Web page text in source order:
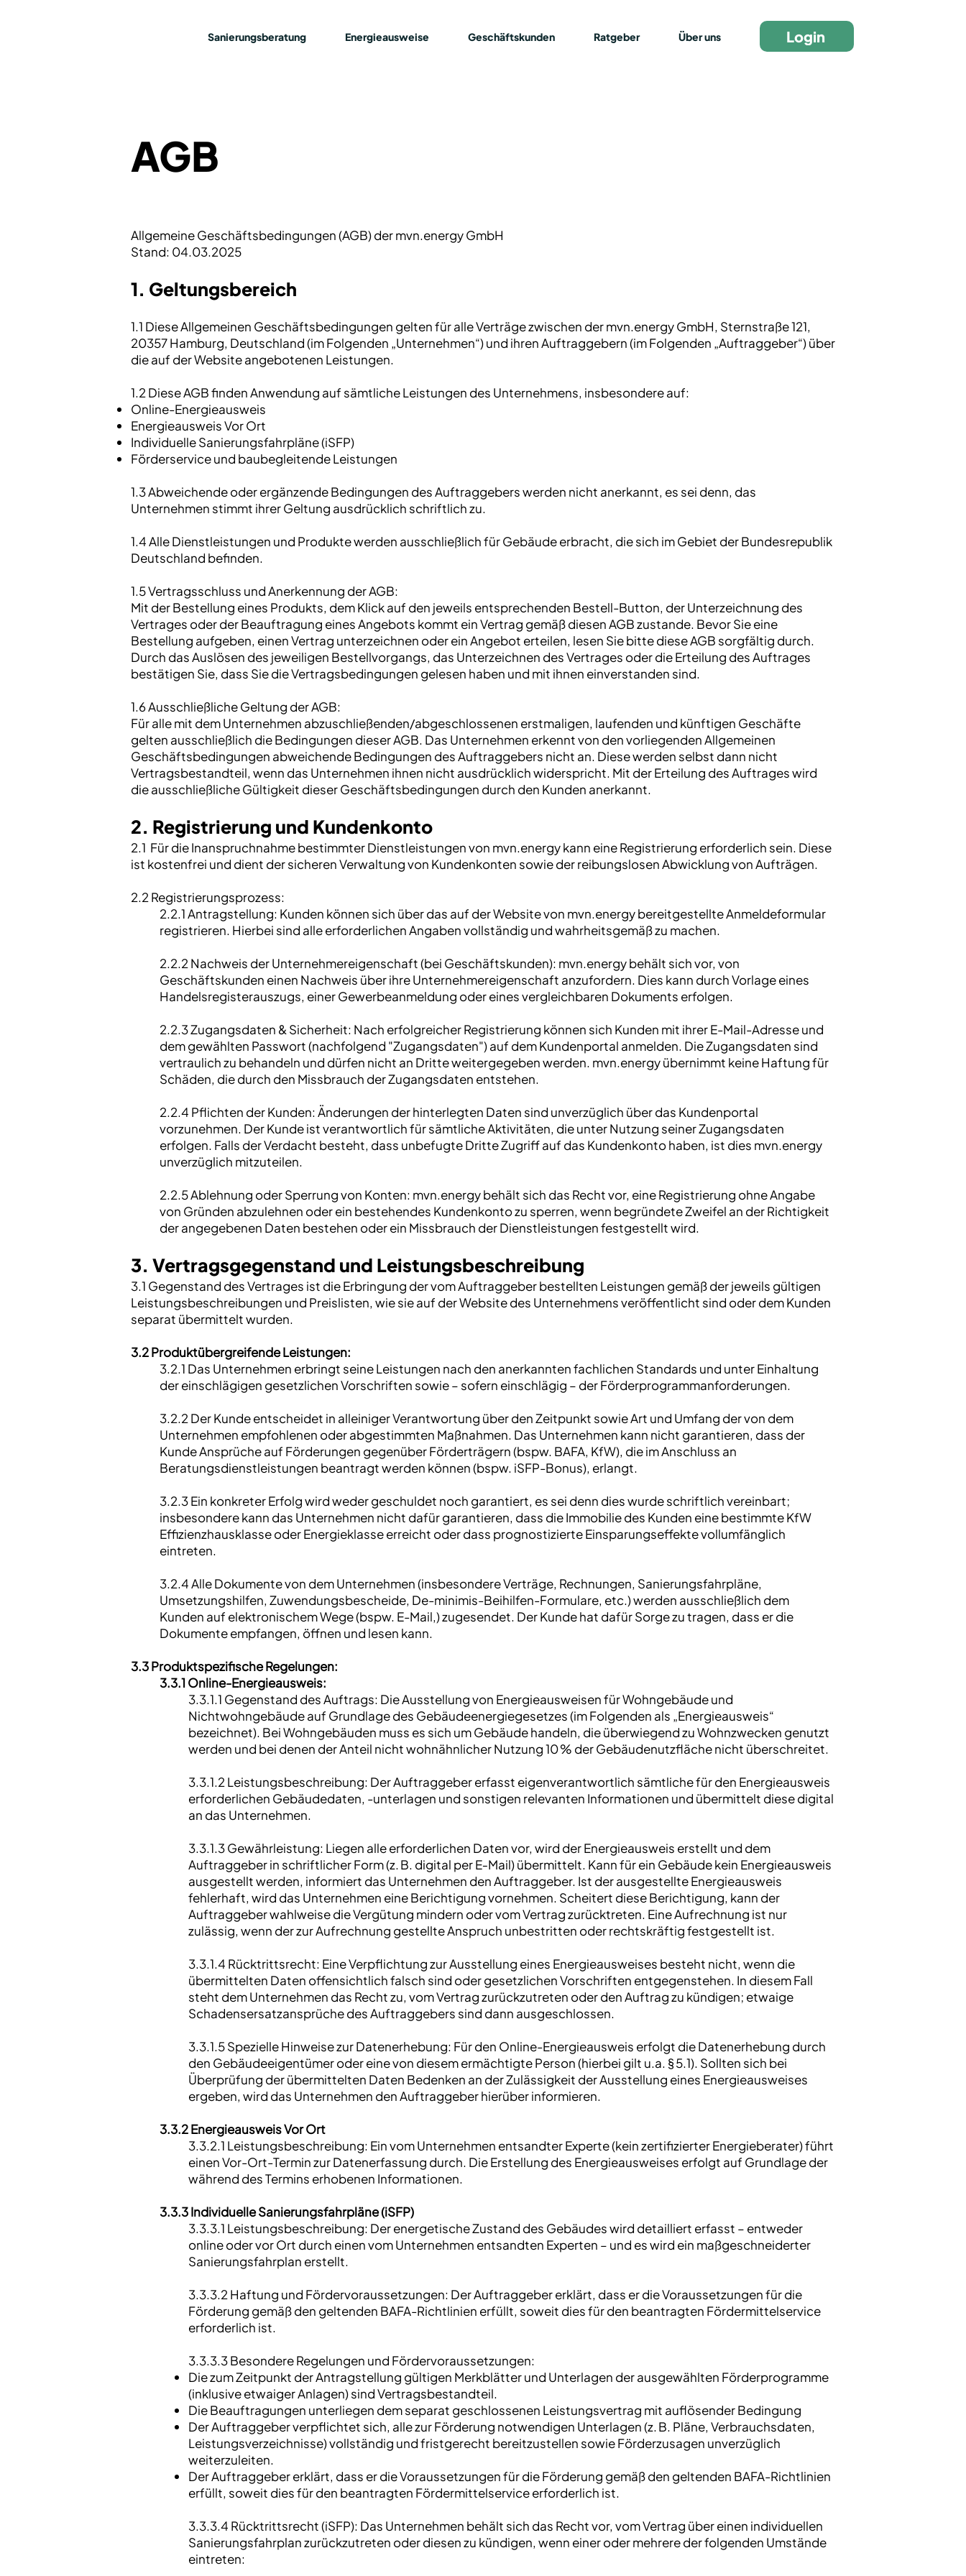
Sanierungsberatung Energieausweise Geschäftskunden Ratgeber Über uns Login
AGB
Allgemeine Geschäftsbedingungen (AGB) der mvn.energy GmbH
Stand: 04.03.2025
1. Geltungsbereich
1.1 Diese Allgemeinen Geschäftsbedingungen gelten für alle Verträge zwischen der mvn.energy GmbH, Sternstraße 121,
20357 Hamburg, Deutschland (im Folgenden „Unternehmen“) und ihren Auftraggebern (im Folgenden „Auftraggeber“) über
die auf der Website angebotenen Leistungen.
1.2 Diese AGB finden Anwendung auf sämtliche Leistungen des Unternehmens, insbesondere auf:
Online-Energieausweis
Energieausweis Vor Ort
Individuelle Sanierungsfahrpläne (iSFP)
Förderservice und baubegleitende Leistungen
1.3 Abweichende oder ergänzende Bedingungen des Auftraggebers werden nicht anerkannt, es sei denn, das
Unternehmen stimmt ihrer Geltung ausdrücklich schriftlich zu.
1.4 Alle Dienstleistungen und Produkte werden ausschließlich für Gebäude erbracht, die sich im Gebiet der Bundesrepublik
Deutschland befinden.
1.5 Vertragsschluss und Anerkennung der AGB:
Mit der Bestellung eines Produkts, dem Klick auf den jeweils entsprechenden Bestell-Button, der Unterzeichnung des
Vertrages oder der Beauftragung eines Angebots kommt ein Vertrag gemäß diesen AGB zustande. Bevor Sie eine
Bestellung aufgeben, einen Vertrag unterzeichnen oder ein Angebot erteilen, lesen Sie bitte diese AGB sorgfältig durch.
Durch das Auslösen des jeweiligen Bestellvorgangs, das Unterzeichnen des Vertrages oder die Erteilung des Auftrages
bestätigen Sie, dass Sie die Vertragsbedingungen gelesen haben und mit ihnen einverstanden sind.
1.6 Ausschließliche Geltung der AGB:
Für alle mit dem Unternehmen abzuschließenden/abgeschlossenen erstmaligen, laufenden und künftigen Geschäfte
gelten ausschließlich die Bedingungen dieser AGB. Das Unternehmen erkennt von den vorliegenden Allgemeinen
Geschäftsbedingungen abweichende Bedingungen des Auftraggebers nicht an. Diese werden selbst dann nicht
Vertragsbestandteil, wenn das Unternehmen ihnen nicht ausdrücklich widerspricht. Mit der Erteilung des Auftrages wird
die ausschließliche Gültigkeit dieser Geschäftsbedingungen durch den Kunden anerkannt.
2. Registrierung und Kundenkonto
2.1 Für die Inanspruchnahme bestimmter Dienstleistungen von mvn.energy kann eine Registrierung erforderlich sein. Diese
ist kostenfrei und dient der sicheren Verwaltung von Kundenkonten sowie der reibungslosen Abwicklung von Aufträgen.
2.2 Registrierungsprozess:
2.2.1 Antragstellung: Kunden können sich über das auf der Website von mvn.energy bereitgestellte Anmeldeformular
registrieren. Hierbei sind alle erforderlichen Angaben vollständig und wahrheitsgemäß zu machen.
2.2.2 Nachweis der Unternehmereigenschaft (bei Geschäftskunden): mvn.energy behält sich vor, von
Geschäftskunden einen Nachweis über ihre Unternehmereigenschaft anzufordern. Dies kann durch Vorlage eines
Handelsregisterauszugs, einer Gewerbeanmeldung oder eines vergleichbaren Dokuments erfolgen.
2.2.3 Zugangsdaten & Sicherheit: Nach erfolgreicher Registrierung können sich Kunden mit ihrer E-Mail-Adresse und
dem gewählten Passwort (nachfolgend "Zugangsdaten") auf dem Kundenportal anmelden. Die Zugangsdaten sind
vertraulich zu behandeln und dürfen nicht an Dritte weitergegeben werden. mvn.energy übernimmt keine Haftung für
Schäden, die durch den Missbrauch der Zugangsdaten entstehen.
2.2.4 Pflichten der Kunden: Änderungen der hinterlegten Daten sind unverzüglich über das Kundenportal
vorzunehmen. Der Kunde ist verantwortlich für sämtliche Aktivitäten, die unter Nutzung seiner Zugangsdaten
erfolgen. Falls der Verdacht besteht, dass unbefugte Dritte Zugriff auf das Kundenkonto haben, ist dies mvn.energy
unverzüglich mitzuteilen.
2.2.5 Ablehnung oder Sperrung von Konten: mvn.energy behält sich das Recht vor, eine Registrierung ohne Angabe
von Gründen abzulehnen oder ein bestehendes Kundenkonto zu sperren, wenn begründete Zweifel an der Richtigkeit
der angegebenen Daten bestehen oder ein Missbrauch der Dienstleistungen festgestellt wird.
3. Vertragsgegenstand und Leistungsbeschreibung
3.1 Gegenstand des Vertrages ist die Erbringung der vom Auftraggeber bestellten Leistungen gemäß der jeweils gültigen
Leistungsbeschreibungen und Preislisten, wie sie auf der Website des Unternehmens veröffentlicht sind oder dem Kunden
separat übermittelt wurden.
3.2 Produktübergreifende Leistungen:
3.2.1 Das Unternehmen erbringt seine Leistungen nach den anerkannten fachlichen Standards und unter Einhaltung
der einschlägigen gesetzlichen Vorschriften sowie – sofern einschlägig – der Förderprogrammanforderungen.
3.2.2 Der Kunde entscheidet in alleiniger Verantwortung über den Zeitpunkt sowie Art und Umfang der von dem
Unternehmen empfohlenen oder abgestimmten Maßnahmen. Das Unternehmen kann nicht garantieren, dass der
Kunde Ansprüche auf Förderungen gegenüber Förderträgern (bspw. BAFA, KfW), die im Anschluss an
Beratungsdienstleistungen beantragt werden können (bspw. iSFP-Bonus), erlangt.
3.2.3 Ein konkreter Erfolg wird weder geschuldet noch garantiert, es sei denn dies wurde schriftlich vereinbart;
insbesondere kann das Unternehmen nicht dafür garantieren, dass die Immobilie des Kunden eine bestimmte KfW
Effizienzhausklasse oder Energieklasse erreicht oder dass prognostizierte Einsparungseffekte vollumfänglich
eintreten.
3.2.4 Alle Dokumente von dem Unternehmen (insbesondere Verträge, Rechnungen, Sanierungsfahrpläne,
Umsetzungshilfen, Zuwendungsbescheide, De-minimis-Beihilfen-Formulare, etc.) werden ausschließlich dem
Kunden auf elektronischem Wege (bspw. E-Mail,) zugesendet. Der Kunde hat dafür Sorge zu tragen, dass er die
Dokumente empfangen, öffnen und lesen kann.
3.3 Produktspezifische Regelungen:
3.3.1 Online-Energieausweis:
3.3.1.1 Gegenstand des Auftrags: Die Ausstellung von Energieausweisen für Wohngebäude und
Nichtwohngebäude auf Grundlage des Gebäudeenergiegesetzes (im Folgenden als „Energieausweis“
bezeichnet). Bei Wohngebäuden muss es sich um Gebäude handeln, die überwiegend zu Wohnzwecken genutzt
werden und bei denen der Anteil nicht wohnähnlicher Nutzung 10 % der Gebäudenutzfläche nicht überschreitet.
3.3.1.2 Leistungsbeschreibung: Der Auftraggeber erfasst eigenverantwortlich sämtliche für den Energieausweis
erforderlichen Gebäudedaten, -unterlagen und sonstigen relevanten Informationen und übermittelt diese digital
an das Unternehmen.
3.3.1.3 Gewährleistung: Liegen alle erforderlichen Daten vor, wird der Energieausweis erstellt und dem
Auftraggeber in schriftlicher Form (z. B. digital per E‑Mail) übermittelt. Kann für ein Gebäude kein Energieausweis
ausgestellt werden, informiert das Unternehmen den Auftraggeber. Ist der ausgestellte Energieausweis
fehlerhaft, wird das Unternehmen eine Berichtigung vornehmen. Scheitert diese Berichtigung, kann der
Auftraggeber wahlweise die Vergütung mindern oder vom Vertrag zurücktreten. Eine Aufrechnung ist nur
zulässig, wenn der zur Aufrechnung gestellte Anspruch unbestritten oder rechtskräftig festgestellt ist.
3.3.1.4 Rücktrittsrecht: Eine Verpflichtung zur Ausstellung eines Energieausweises besteht nicht, wenn die
übermittelten Daten offensichtlich falsch sind oder gesetzlichen Vorschriften entgegenstehen. In diesem Fall
steht dem Unternehmen das Recht zu, vom Vertrag zurückzutreten oder den Auftrag zu kündigen; etwaige
Schadensersatzansprüche des Auftraggebers sind dann ausgeschlossen.
3.3.1.5 Spezielle Hinweise zur Datenerhebung: Für den Online-Energieausweis erfolgt die Datenerhebung durch
den Gebäudeeigentümer oder eine von diesem ermächtigte Person (hierbei gilt u.a. § 5.1). Sollten sich bei
Überprüfung der übermittelten Daten Bedenken an der Zulässigkeit der Ausstellung eines Energieausweises
ergeben, wird das Unternehmen den Auftraggeber hierüber informieren.
3.3.2 Energieausweis Vor Ort
3.3.2.1 Leistungsbeschreibung: Ein vom Unternehmen entsandter Experte (kein zertifizierter Energieberater) führt
einen Vor-Ort-Termin zur Datenerfassung durch. Die Erstellung des Energieausweises erfolgt auf Grundlage der
während des Termins erhobenen Informationen.
3.3.3 Individuelle Sanierungsfahrpläne (iSFP)
3.3.3.1 Leistungsbeschreibung: Der energetische Zustand des Gebäudes wird detailliert erfasst – entweder
online oder vor Ort durch einen vom Unternehmen entsandten Experten – und es wird ein maßgeschneiderter
Sanierungsfahrplan erstellt.
3.3.3.2 Haftung und Fördervoraussetzungen: Der Auftraggeber erklärt, dass er die Voraussetzungen für die
Förderung gemäß den geltenden BAFA-Richtlinien erfüllt, soweit dies für den beantragten Fördermittelservice
erforderlich ist.
3.3.3.3 Besondere Regelungen und Fördervoraussetzungen:
Die zum Zeitpunkt der Antragstellung gültigen Merkblätter und Unterlagen der ausgewählten Förderprogramme
(inklusive etwaiger Anlagen) sind Vertragsbestandteil.
Die Beauftragungen unterliegen dem separat geschlossenen Leistungsvertrag mit auflösender Bedingung
Der Auftraggeber verpflichtet sich, alle zur Förderung notwendigen Unterlagen (z. B. Pläne, Verbrauchsdaten,
Leistungsverzeichnisse) vollständig und fristgerecht bereitzustellen sowie Förderzusagen unverzüglich
weiterzuleiten.
Der Auftraggeber erklärt, dass er die Voraussetzungen für die Förderung gemäß den geltenden BAFA-Richtlinien
erfüllt, soweit dies für den beantragten Fördermittelservice erforderlich ist.
3.3.3.4 Rücktrittsrecht (iSFP): Das Unternehmen behält sich das Recht vor, vom Vertrag über einen individuellen
Sanierungsfahrplan zurückzutreten oder diesen zu kündigen, wenn einer oder mehrere der folgenden Umstände
eintreten: